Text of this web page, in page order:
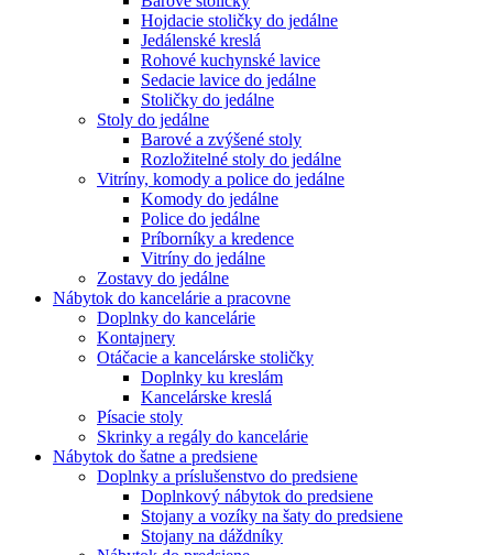
Hojdacie stoličky do jedálne
Jedálenské kreslá
Rohové kuchynské lavice
Sedacie lavice do jedálne
Stoličky do jedálne
Stoly do jedálne
Barové a zvýšené stoly
Rozložitelné stoly do jedálne
Vitríny, komody a police do jedálne
Komody do jedálne
Police do jedálne
Príborníky a kredence
Vitríny do jedálne
Zostavy do jedálne
Nábytok do kancelárie a pracovne
Doplnky do kancelárie
Kontajnery
Otáčacie a kancelárske stoličky
Doplnky ku kreslám
Kancelárske kreslá
Písacie stoly
Skrinky a regály do kancelárie
Nábytok do šatne a predsiene
Doplnky a príslušenstvo do predsiene
Doplnkový nábytok do predsiene
Stojany a vozíky na šaty do predsiene
Stojany na dáždníky